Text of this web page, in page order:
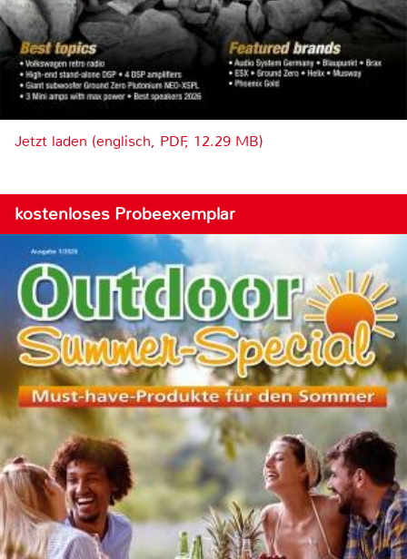
Jetzt laden (englisch, PDF, 12.29 MB)
kostenloses Probeexemplar